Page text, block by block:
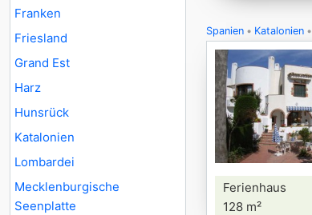
Franken
Friesland
Grand Est
Harz
Hunsrück
Katalonien
Lombardei
Mecklenburgische
Seenplatte
Spanien Katalonien
Ferienhaus
128 m²